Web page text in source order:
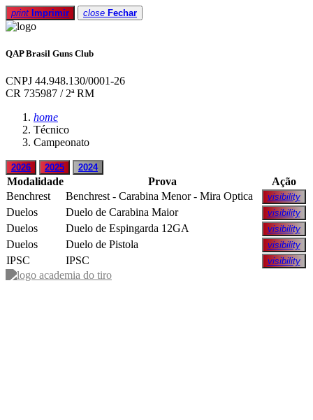
print Imprimir close Fechar
QAP Brasil Guns Club
CNPJ 44.948.130/0001-26
CR 735987 / 2ª RM
home
Técnico
Campeonato
2026 2025 2024
Modalidade Prova
Ação
Benchrest
Benchrest - Carabina Menor - Mira Optica visibility
Duelos Duelo de Carabina Maior visibility
Duelos Duelo de Espingarda 12GA visibility
Duelos Duelo de Pistola visibility
IPSC IPSC visibility